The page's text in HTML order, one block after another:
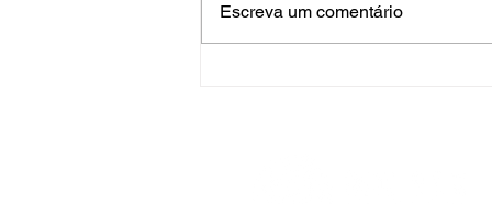
Escreva um comentário